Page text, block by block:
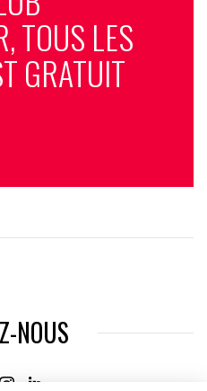
TOUS LES
GRATUIT
NOUS